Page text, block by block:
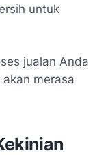
untuk
jualan Anda
merasa